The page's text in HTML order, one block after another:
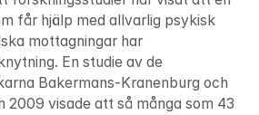
får hjälp med allvarlig psykisk
mottagningar har
En studie av de
Bakermans-Kranenburg och
2009 visade att så många som 43